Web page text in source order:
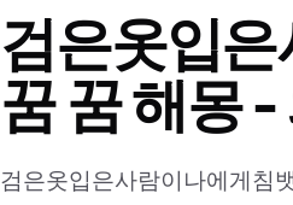
검은옷입
꿈 꿈 해몽
검은옷입은사람이나에게침